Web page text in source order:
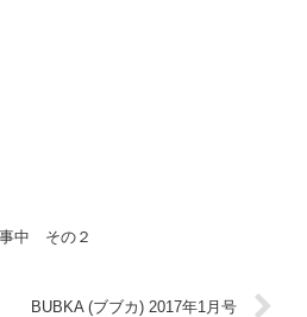
事中 その２
BUBKA (ブブカ) 2017年1月号